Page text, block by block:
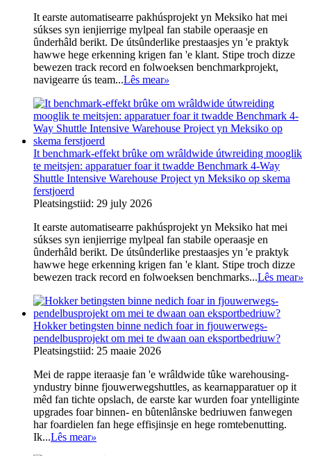
It earste automatisearre pakhúsprojekt yn Meksiko hat mei
súkses syn ienjierrige mylpeal fan stabile operaasje en
ûnderhâld berikt. De útsûnderlike prestaasjes yn 'e praktyk
hawwe hege erkenning krigen fan 'e klant. Stipe troch dizze
bewezen track record en folwoeksen benchmarkprojekt,
navigearre ús team...Lês mear»
It benchmark-effekt brûke om wrâldwide útwreiding mooglik
te meitsjen: apparatuer foar it twadde Benchmark 4-Way
Shuttle Intensive Warehouse Project yn Meksiko op skema
ferstjoerd
Pleatsingstiid: 29 july 2026
It earste automatisearre pakhúsprojekt yn Meksiko hat mei
súkses syn ienjierrige mylpeal fan stabile operaasje en
ûnderhâld berikt. De útsûnderlike prestaasjes yn 'e praktyk
hawwe hege erkenning krigen fan 'e klant. Stipe troch dizze
bewezen track record en folwoeksen benchmarks...Lês mear»
Hokker betingsten binne nedich foar in fjouwerwegs-
pendelbusprojekt om mei te dwaan oan eksportbedriuw?
Pleatsingstiid: 25 maaie 2026
Mei de rappe iteraasje fan 'e wrâldwide tûke warehousing-
yndustry binne fjouwerwegshuttles, as kearnapparatuer op it
mêd fan tichte opslach, de earste kar wurden foar yntelliginte
upgrades foar binnen- en bûtenlânske bedriuwen fanwegen
har foardielen fan hege effisjinsje en hege romtebenutting.
Ik...Lês mear»